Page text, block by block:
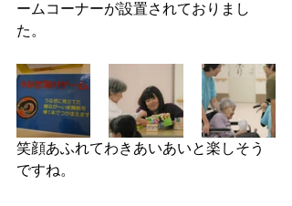
ームコーナーが設置されておりまし
た。
笑顔あふれてわきあいあいと楽しそう
ですね。